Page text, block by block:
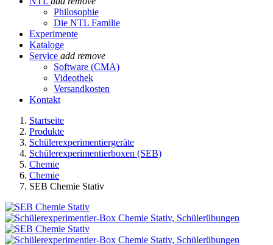
Philosophie
Die NTL Familie
Experimente
Kataloge
Service add remove
Software (CMA)
Videothek
Versandkosten
Kontakt
Startseite
Produkte
Schülerexperimentiergeräte
Schülerexperimentierboxen (SEB)
Chemie
Chemie
SEB Chemie Stativ